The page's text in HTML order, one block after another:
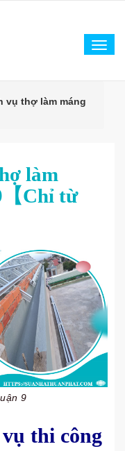
vụ thợ làm máng
làm
【Chỉ từ
9
thi công